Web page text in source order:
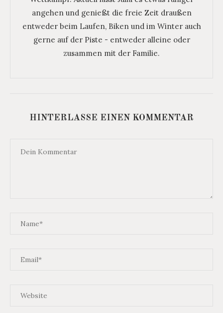
angehen und genießt die freie Zeit draußen
entweder beim Laufen, Biken und im Winter auch
gerne auf der Piste - entweder alleine oder
zusammen mit der Familie.
HINTERLASSE EINEN KOMMENTAR